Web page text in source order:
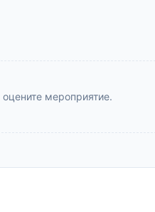
мероприятие.